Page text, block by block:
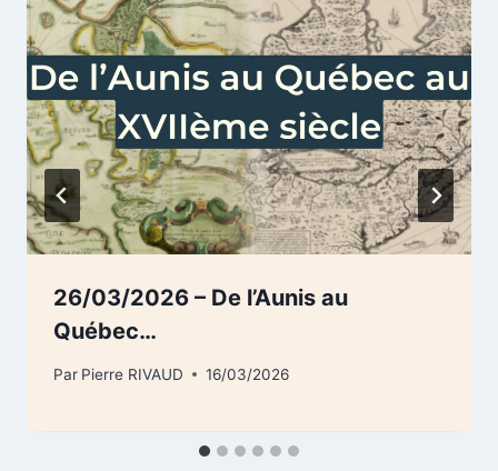
26/03/2026 – De l’Aunis au
Québec…
Par Pierre RIVAUD 16/03/2026